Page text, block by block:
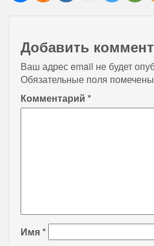
Добавить
Ваш адрес email не будет
Обязательные поля помечены
Комментарий *
Имя*